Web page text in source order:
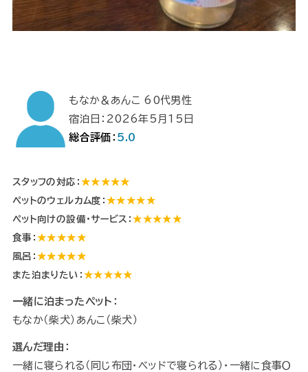
もなか＆あんこ 60代男性
宿泊日：2026年5月15日
総合評価： 5.0
スタッフの対応： ★★★★★
ペットのウェルカム度：★★★★★
ペット向けの設備・サービス：★★★★★
食事：★★★★★
風呂：★★★★★
また泊まりたい： ★★★★★
一緒に泊まったペット：
もなか（柴犬）あんこ（柴犬）
選んだ理由：
一緒に寝られる（同じ布団・ベッドで寝られる）・一緒に食事Ｏ